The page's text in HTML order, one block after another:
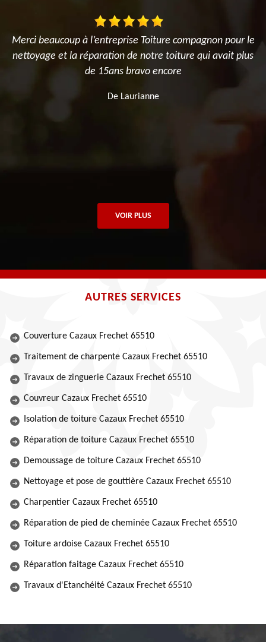
Merci beaucoup à l’entreprise Toiture compagnon pour le
nettoyage et la réparation de notre toiture qui avait plus
de 15ans bravo encore
De Laurianne
VOIR PLUS
AUTRES SERVICES
Couverture Cazaux Frechet 65510
Traitement de charpente Cazaux Frechet 65510
Travaux de zinguerie Cazaux Frechet 65510
Couvreur Cazaux Frechet 65510
Isolation de toiture Cazaux Frechet 65510
Réparation de toiture Cazaux Frechet 65510
Demoussage de toiture Cazaux Frechet 65510
Nettoyage et pose de gouttière Cazaux Frechet 65510
Charpentier Cazaux Frechet 65510
Réparation de pied de cheminée Cazaux Frechet 65510
Toiture ardoise Cazaux Frechet 65510
Réparation faitage Cazaux Frechet 65510
Travaux d'Etanchéité Cazaux Frechet 65510